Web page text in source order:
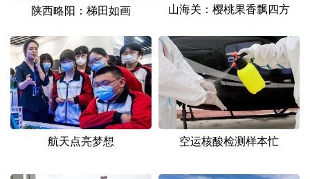
English Español Français عربى
Русский язык 日本語 한국어
Deutsch Português
陕西略阳：梯田如画 山海关：樱桃果香飘四方
航天点亮梦想 空运核酸检测样本忙